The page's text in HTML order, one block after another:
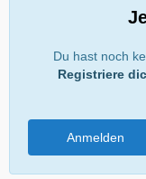
Du hast noch
Registriere
Anmelden